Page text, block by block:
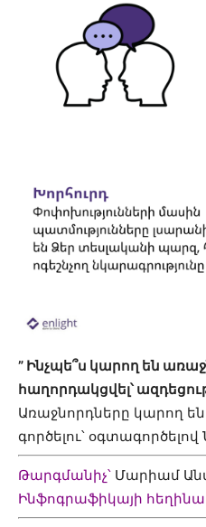
” Ինչպե՞ս կարող են
հաղորդակցվել՝
Առաջնորդները կարող
գործելու՝ օգտագործելով
Թարգմանիչ՝ Մարիամ
Ինֆոգրաֆիկայի